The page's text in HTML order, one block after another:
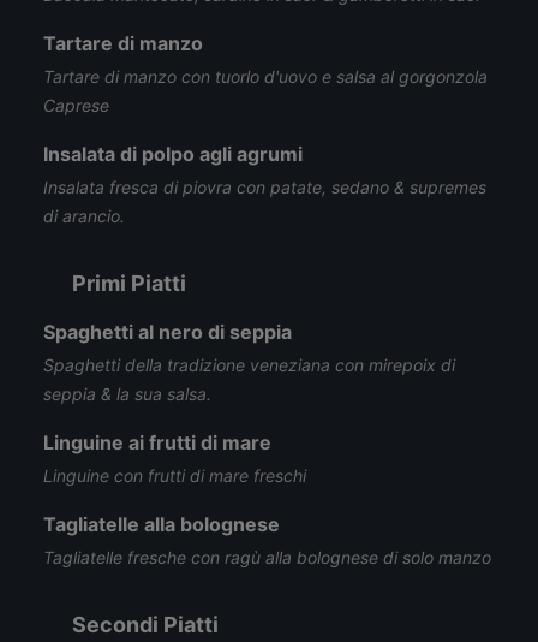
Tartare di manzo
Tartare di manzo con tuorlo d'uovo e salsa al gorgonzola
Caprese
Insalata di polpo agli agrumi
Insalata fresca di piovra con patate, sedano & supremes
di arancio.
Primi Piatti
Spaghetti al nero di seppia
Spaghetti della tradizione veneziana con mirepoix di
seppia & la sua salsa.
Linguine ai frutti di mare
Linguine con frutti di mare freschi
Tagliatelle alla bolognese
Tagliatelle fresche con ragù alla bolognese di solo manzo
Secondi Piatti